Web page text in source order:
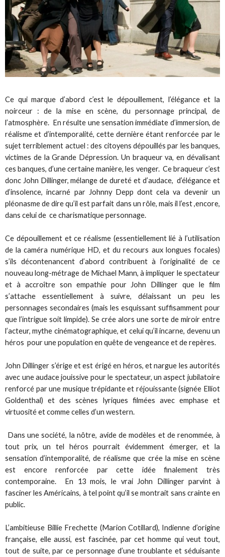
Ce qui marque d’abord c’est le dépouillement, l’élégance et la
noirceur : de la mise en scène, du personnage principal, de
l’atmosphère. En résulte une sensation immédiate d’immersion, de
réalisme et d’intemporalité, cette dernière étant renforcée par le
sujet terriblement actuel : des citoyens dépouillés par les banques,
victimes de la Grande Dépression. Un braqueur va, en dévalisant
ces banques, d’une certaine manière, les venger. Ce braqueur c’est
donc John Dillinger, mélange de dureté et d’audace, d’élégance et
d’insolence, incarné par Johnny Depp dont cela va devenir un
pléonasme de dire qu’il est parfait dans un rôle, mais il l’est ,encore,
dans celui de ce charismatique personnage.
Ce dépouillement et ce réalisme (essentiellement lié à l’utilisation
de la caméra numérique HD, et du recours aux longues focales)
s’ils décontenancent d’abord contribuent à l’originalité de ce
nouveau long-métrage de Michael Mann, à impliquer le spectateur
et à accroître son empathie pour John Dillinger que le film
s’attache essentiellement à suivre, délaissant un peu les
personnages secondaires (mais les esquissant suffisamment pour
que l’intrigue soit limpide). Se crée alors une sorte de miroir entre
l’acteur, mythe cinématographique, et celui qu’il incarne, devenu un
héros pour une population en quête de vengeance et de repères.
John Dillinger s’érige et est érigé en héros, et nargue les autorités
avec une audace jouissive pour le spectateur, un aspect jubilatoire
renforcé par une musique trépidante et réjouissante (signée Elliot
Goldenthal) et des scènes lyriques filmées avec emphase et
virtuosité et comme celles d’un western.
Dans une société, la nôtre, avide de modèles et de renommée, à
tout prix, un tel héros pourrait évidemment émerger, et la
sensation d’intemporalité, de réalisme que crée la mise en scène
est encore renforcée par cette idée finalement très
contemporaine. En 13 mois, le vrai John Dillinger parvint à
fasciner les Américains, à tel point qu’il se montrait sans crainte en
public.
L’ambitieuse Billie Frechette (Marion Cotillard), Indienne d’origine
française, elle aussi, est fascinée, par cet homme qui veut tout,
tout de suite, par ce personnage d’une troublante et séduisante